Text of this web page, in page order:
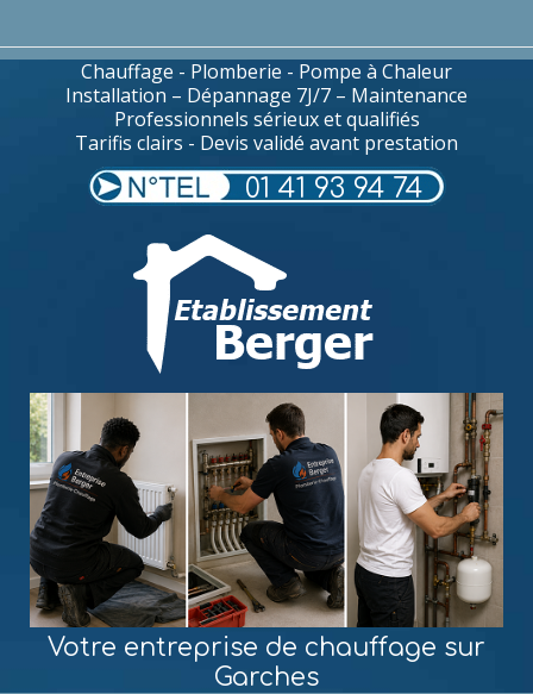
Chauffage - Plomberie - Pompe à Chaleur
Installation – Dépannage 7J/7 – Maintenance
Professionnels sérieux et qualifiés
Tarifis clairs - Devis validé avant prestation
01 41 93 94 74
Votre entreprise de chauffage sur
Garches